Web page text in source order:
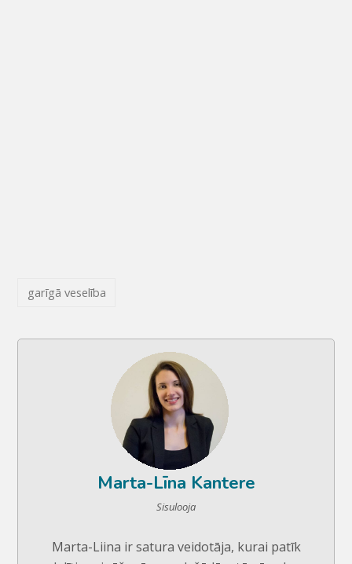
garīgā veselība
Marta-Līna Kantere
Sisulooja
Marta-Liina ir satura veidotāja, kurai patīk